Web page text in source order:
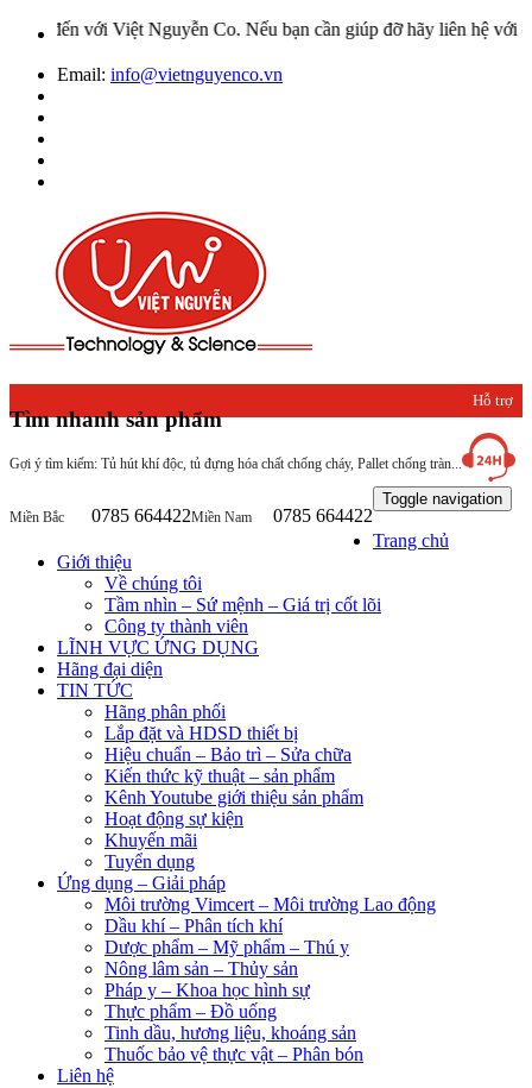
đến với Việt Nguyễn Co. Nếu bạn cần giúp đỡ hãy liên hệ với
Email: info@vietnguyenco.vn
Tìm nhanh sản phẩm
Gợi ý tìm kiếm: Tủ hút khí độc, tủ đựng hóa chất chống cháy, Pallet chống tràn...
Hỗ trợ
khách
hàng
Miền Bắc 0785 664422Miền Nam 0785 664422
Toggle navigation
Trang chủ
Giới thiệu
Về chúng tôi
Tầm nhìn – Sứ mệnh – Giá trị cốt lõi
Công ty thành viên
LĨNH VỰC ỨNG DỤNG
Hãng đại diện
TIN TỨC
Hãng phân phối
Lắp đặt và HDSD thiết bị
Hiệu chuẩn – Bảo trì – Sửa chữa
Kiến thức kỹ thuật – sản phẩm
Kênh Youtube giới thiệu sản phẩm
Hoạt động sự kiện
Khuyến mãi
Tuyển dụng
Ứng dụng – Giải pháp
Môi trường Vimcert – Môi trường Lao động
Dầu khí – Phân tích khí
Dược phẩm – Mỹ phẩm – Thú y
Nông lâm sản – Thủy sản
Pháp y – Khoa học hình sự
Thực phẩm – Đồ uống
Tinh dầu, hương liệu, khoáng sản
Thuốc bảo vệ thực vật – Phân bón
Liên hệ